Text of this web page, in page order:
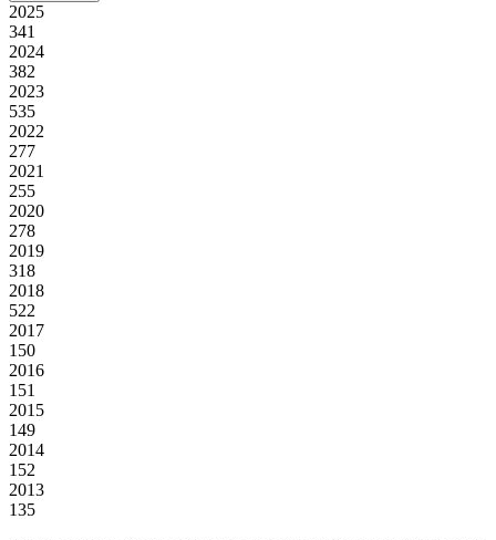
2025
341
2024
382
2023
535
2022
277
2021
255
2020
278
2019
318
2018
522
2017
150
2016
151
2015
149
2014
152
2013
135